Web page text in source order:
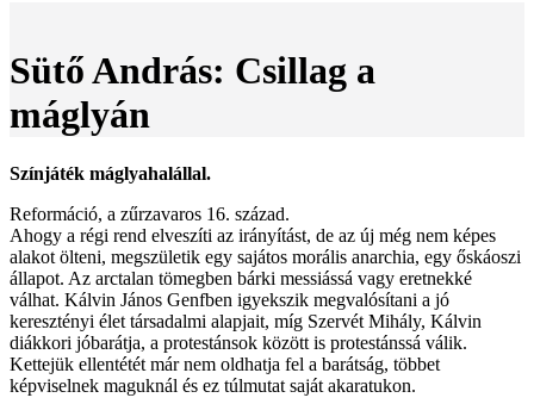
Sütő András: Csillag a
máglyán
Színjáték máglyahalállal.
Reformáció, a zűrzavaros 16. század.
Ahogy a régi rend elveszíti az irányítást, de az új még nem képes
alakot ölteni, megszületik egy sajátos morális anarchia, egy őskáoszi
állapot. Az arctalan tömegben bárki messiássá vagy eretnekké
válhat. Kálvin János Genfben igyekszik megvalósítani a jó
keresztényi élet társadalmi alapjait, míg Szervét Mihály, Kálvin
diákkori jóbarátja, a protestánsok között is protestánssá válik.
Kettejük ellentétét már nem oldhatja fel a barátság, többet
képviselnek maguknál és ez túlmutat saját akaratukon.